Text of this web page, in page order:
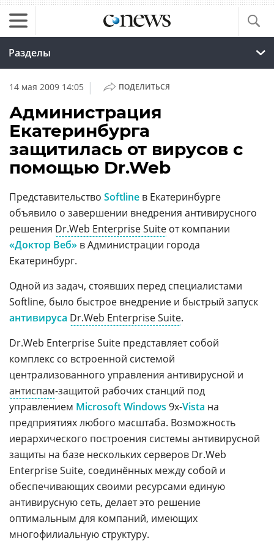
Разделы
14 мая 2009 14:05 | ПОДЕЛИТЬСЯ
Администрация
Екатеринбурга
защитилась от вирусов с
помощью Dr.Web
Представительство Softline в Екатеринбурге
объявило о завершении внедрения антивирусного
решения Dr.Web Enterprise Suite от компании
«Доктор Веб» в Администрации города
Екатеринбург.
Одной из задач, стоявших перед специалистами
Softline, было быстрое внедрение и быстрый запуск
антивируса Dr.Web Enterprise Suite.
Dr.Web Enterprise Suite представляет собой
комплекс со встроенной системой
централизованного управления антивирусной и
антиспам-защитой рабочих станций под
управлением Microsoft Windows 9x-Vista на
предприятиях любого масштаба. Возможность
иерархического построения системы антивирусной
защиты на базе нескольких серверов Dr.Web
Enterprise Suite, соединённых между собой и
обеспечивающих своими ресурсами единую
антивирусную сеть, делает это решение
оптимальным для компаний, имеющих
многофилиальную структуру.